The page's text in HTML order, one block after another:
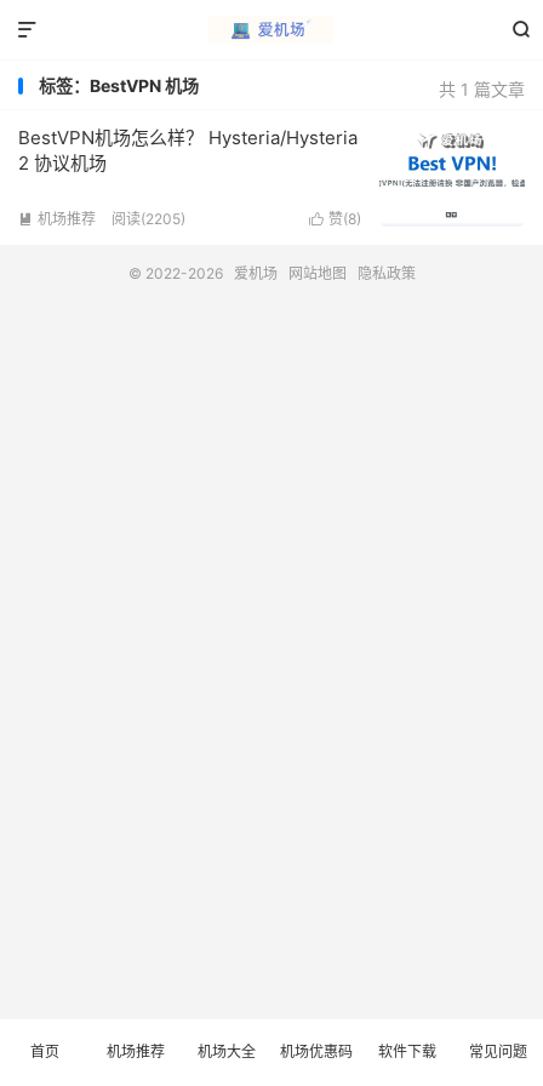


共 1 篇文章
标签：BestVPN 机场
BestVPN机场怎么样？ Hysteria/Hysteria
2 协议机场
 赞(8)
 机场推荐 阅读(2205)
© 2022-2026 爱机场 网站地图 隐私政策
首页 机场推荐 机场大全 机场优惠码 软件下载 常见问题